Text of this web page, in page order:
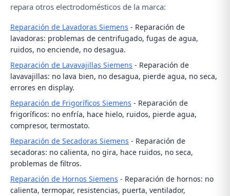
repara otros electrodomésticos de la marca:
Reparación de Lavadoras Siemens - Reparación de
lavadoras: problemas de centrifugado, fugas de agua,
ruidos, no enciende, no desagua.
Reparación de Lavavajillas Siemens - Reparación de
lavavajillas: no lava bien, no desagua, pierde agua, no seca,
errores en display.
Reparación de Frigoríficos Siemens - Reparación de
frigoríficos: no enfría, hace hielo, ruidos, pierde agua,
compresor, termostato.
Reparación de Secadoras Siemens - Reparación de
secadoras: no calienta, no gira, hace ruidos, no seca,
problemas de filtros.
Reparación de Hornos Siemens - Reparación de hornos: no
calienta, termopar, resistencias, puerta, ventilador,